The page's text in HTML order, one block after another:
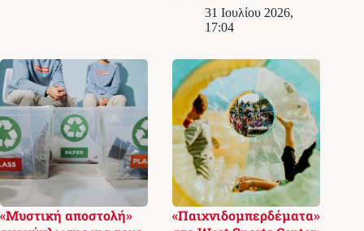
31 Ιουλίου 2026,
17:04
«Μυστική αποστολή»
«Παιχνιδομπερδέματα»